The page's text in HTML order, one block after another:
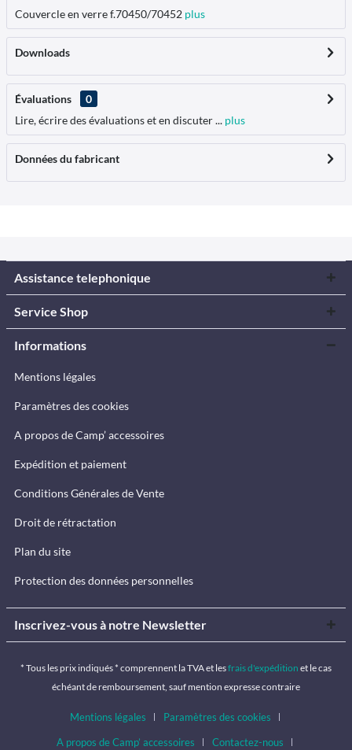
Couvercle en verre f.70450/70452 plus
Downloads
Évaluations
0
Lire, écrire des évaluations et en discuter ... plus
Données du fabricant
Assistance telephonique
Service Shop
Informations
Mentions légales
Paramètres des cookies
A propos de Camp’ accessoires
Expédition et paiement
Conditions Générales de Vente
Droit de rétractation
Plan du site
Protection des données personnelles
Inscrivez-vous à notre Newsletter
* Tous les prix indiqués * comprennent la TVA et lesfrais d'expédition et le cas
échéant de remboursement, sauf mention expresse contraire
Mentions légales
Paramètres des cookies
A propos de Camp’ accessoires
Contactez-nous